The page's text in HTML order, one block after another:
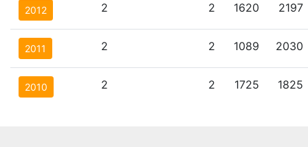
2012 2 2 1620 2197
2011 2 2 1089 2030
2010 2 2 1725 1825